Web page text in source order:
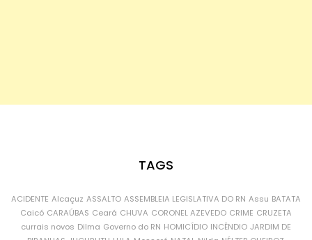
TAGS
ACIDENTE Alcaçuz ASSALTO ASSEMBLEIA LEGISLATIVA DO RN Assu BATATA
Caicó CARAÚBAS Ceará CHUVA CORONEL AZEVEDO CRIME CRUZETA
currais novos Dilma Governo do RN HOMICÍDIO INCÊNDIO JARDIM DE